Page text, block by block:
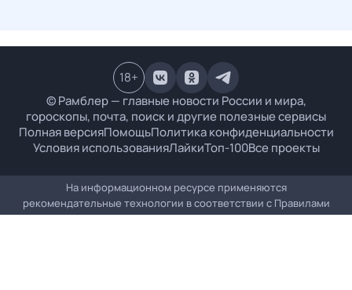
© Рамблер — главные новости России и мира,
гороскопы, почта, поиск и другие полезные сервисы
Полная версияПомощьПолитика конфиденциальности
Условия использованияЛайкиТоп-100Все проекты
18+
На информационном ресурсе применяются
рекомендательные технологии в соответствии с Правилами